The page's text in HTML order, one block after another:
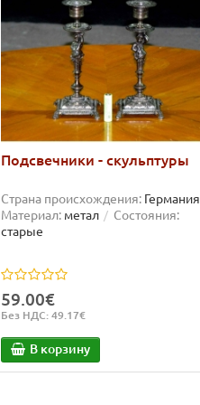
Подсвечники - скульптуры
Страна происхождения: Германия
Материал: метал
Состояния:
старые
59.00€
Без НДС: 49.17€
В корзину